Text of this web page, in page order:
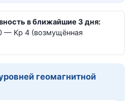
в ближайшие 3 дня:
— Kp 4 (возмущённая
геомагнитной